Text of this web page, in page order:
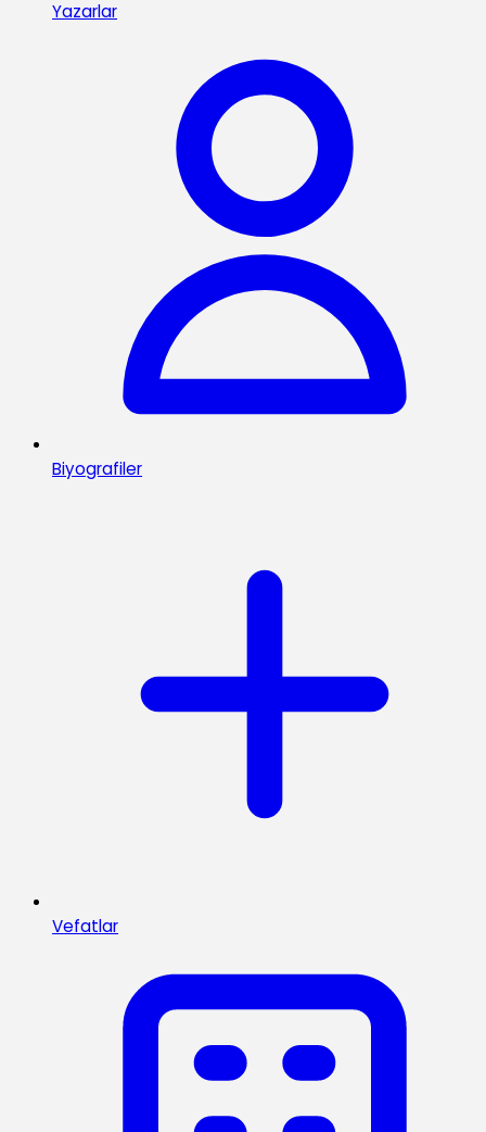
Yazarlar
Biyografiler
Vefatlar